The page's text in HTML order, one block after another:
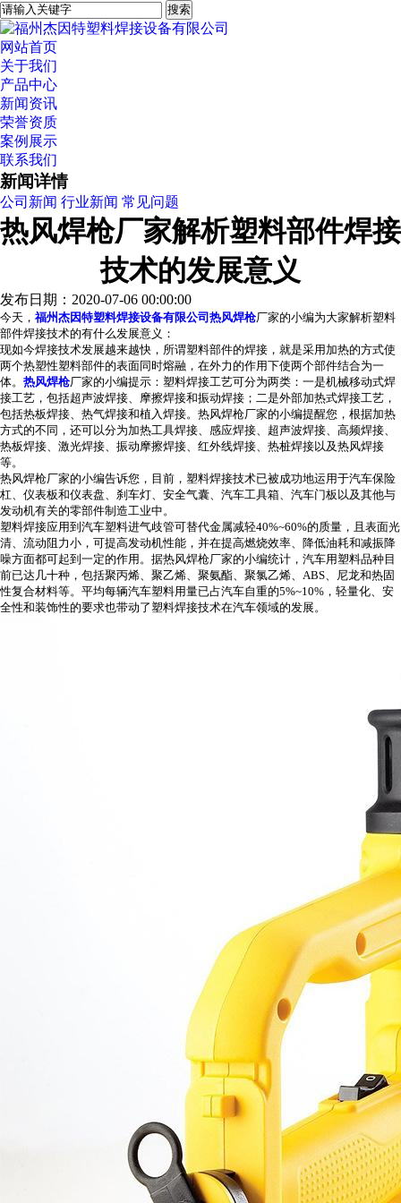
网站首页
关于我们
产品中心
新闻资讯
荣誉资质
案例展示
联系我们
新闻详情
公司新闻 行业新闻 常见问题
热风焊枪厂家解析塑料部件焊接
技术的发展意义
发布日期：2020-07-06 00:00:00
今天， 福州杰因特塑料焊接设备有限公司 热风焊枪厂家的小编为大家解析塑料
部件焊接技术的有什么发展意义：
现如今焊接技术发展越来越快，所谓塑料部件的焊接，就是采用加热的方式使
两个热塑性塑料部件的表面同时熔融，在外力的作用下使两个部件结合为一
体。 热风焊枪厂家的小编提示： 塑料焊接工艺可分为两类：一是机械移动式焊
接工艺，包括超声波焊接、摩擦焊接和振动焊接；二是外部加热式焊接工艺，
包括热板焊接、热气焊接和植入焊接。 热风焊枪厂家的小编提醒您， 根据加热
方式的不同，还可以分为加热工具焊接、感应焊接、超声波焊接、高频焊接、
热板焊接、激光焊接、振动摩擦焊接、红外线焊接、热桩焊接以及热风焊接
等。
热风焊枪厂家的小编告诉您， 目前，塑料焊接技术已被成功地运用于汽车保险
杠、仪表板和仪表盘、刹车灯、安全气囊、汽车工具箱、汽车门板以及其他与
发动机有关的零部件制造工业中。
塑料焊接应用到汽车塑料进气歧管可替代金属减轻40%~60%的质量，且表面光
清、流动阻力小，可提高发动机性能，并在提高燃烧效率、降低油耗和减振降
噪方面都可起到一定的作用。据热风焊枪厂家的小编统计，汽车用塑料品种目
前已达几十种，包括聚丙烯、聚乙烯、聚氨酯、聚氯乙烯、ABS、尼龙和热固
性复合材料等。平均每辆汽车塑料用量已占汽车自重的5%~10%，轻量化、安
全性和装饰性的要求也带动了塑料焊接技术在汽车领域的发展。